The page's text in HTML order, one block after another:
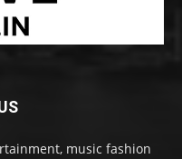
music fashion